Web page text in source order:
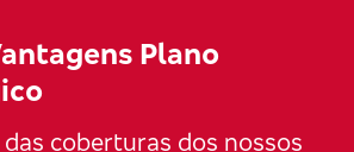
Plano
coberturas dos nossos